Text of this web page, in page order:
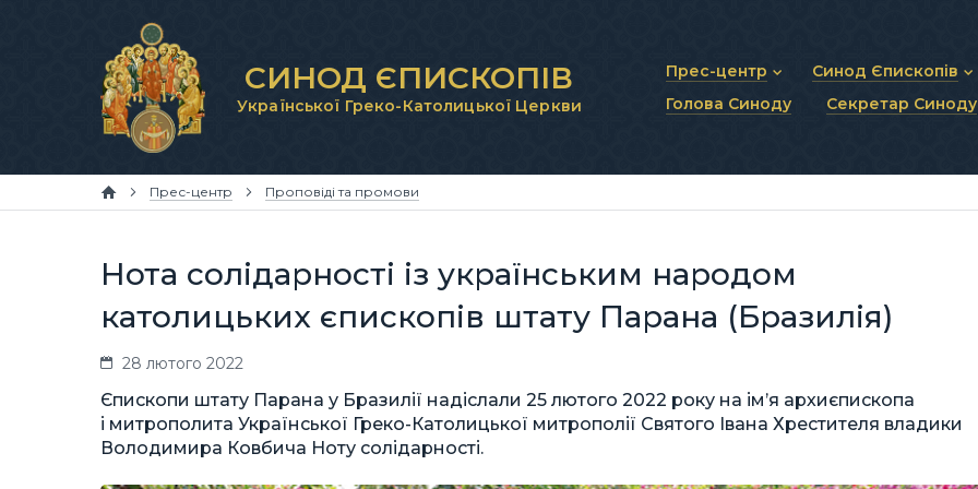
СИНОД ЄПИСКОПІВ
Української Греко-Католицької Церкви
Прес-центр
Новини та анонси
Синод Єпископів
Статут Синоду
Синодальні органи
Голова Синоду Секретар Синоду
Прес-центр Проповіді та промови
Нота солідарності із українським народом
католицьких єпископів штату Парана (Бразилія)
28 лютого 2022
Єпископи штату Парана у Бразилії надіслали 25 лютого 2022 року на ім’я архиєпископа
і митрополита Української Греко-Католицької митрополії Святого Івана Хрестителя владики
Володимира Ковбича Ноту солідарності.